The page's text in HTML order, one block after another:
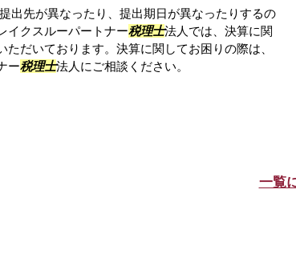
出先が異なったり、提出期日が異なったりするの
イクスルーパートナー税理士法人では、決算に関
だいております。決算に関してお困りの際は、
ー税理士法人にご相談ください。
一覧